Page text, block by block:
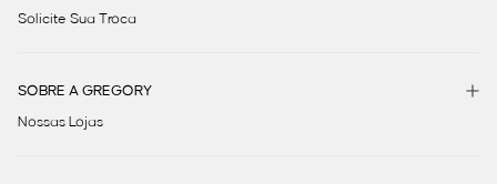
Solicite Sua Troca
SOBRE A GREGORY
Nossas Lojas